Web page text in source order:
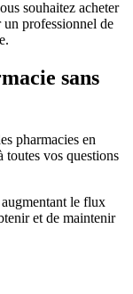
souhaitez acheter
professionnel de
sans
pharmacies en
toutes vos questions
le flux
et de maintenir